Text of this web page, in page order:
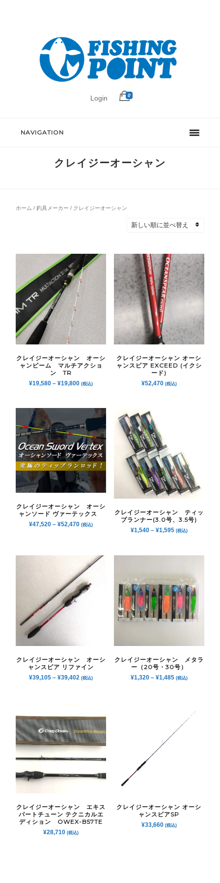
Login 0
NAVIGATION
クレイジーオーシャン
ホーム /釣具メーカー / クレイジーオーシャン
クレイジーオーシャン オーシ
ャンビーム マルチアクショ
ン TR
¥19,580 –¥19,800 (税込)
クレイジーオーシャン オーシ
ャンスピア EXCEED (イクシ
ード)
¥52,470 (税込)
クレイジーオーシャン オーシ
ャンソード ヴァーテックス
¥47,520 –¥52,470 (税込)
クレイジーオーシャン ティッ
プランナー(3.0号、3.5号)
¥1,540– ¥1,595 (税込)
クレイジーオーシャン オーシ
ャンスピア リファイン
¥39,105 –¥39,402 (税込)
クレイジーオーシャン メタラ
ー（20号・30号）
¥1,320– ¥1,485 (税込)
クレイジーオーシャン エキス
パートチューン テクニカルエ
ディション OWEX-B57TE
¥28,710 (税込)
クレイジーオーシャン オーシ
ャンスピアSP
¥33,660 (税込)